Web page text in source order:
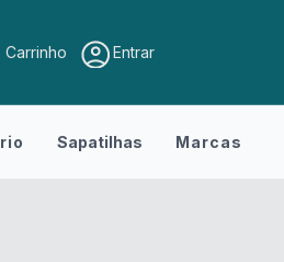
Carrinho Entrar
Sapatilhas Marcas